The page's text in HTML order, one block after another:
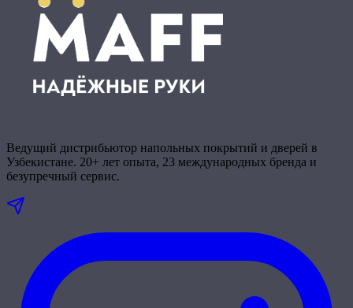
Ведущий дистрибьютор напольных покрытий и дверей в
Узбекистане. 20+ лет опыта, 23 международных бренда и
безупречный сервис.